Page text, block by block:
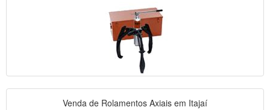
Venda de Rolamentos Axiais em Itajaí